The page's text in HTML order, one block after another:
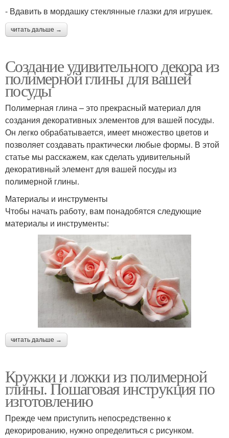
- Вдавить в мордашку стеклянные глазки для игрушек.
читать дальше →
Создание удивительного декора из
полимерной глины для вашей
посуды
Полимерная глина – это прекрасный материал для
создания декоративных элементов для вашей посуды.
Он легко обрабатывается, имеет множество цветов и
позволяет создавать практически любые формы. В этой
статье мы расскажем, как сделать удивительный
декоративный элемент для вашей посуды из
полимерной глины.
Материалы и инструменты
Чтобы начать работу, вам понадобятся следующие
материалы и инструменты:
читать дальше →
Кружки и ложки из полимерной
глины. Пошаговая инструкция по
изготовлению
Прежде чем приступить непосредственно к
декорированию, нужно определиться с рисунком.